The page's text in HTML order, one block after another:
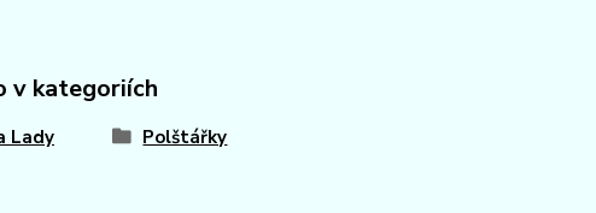
v kategoriích
Lady Polštářky